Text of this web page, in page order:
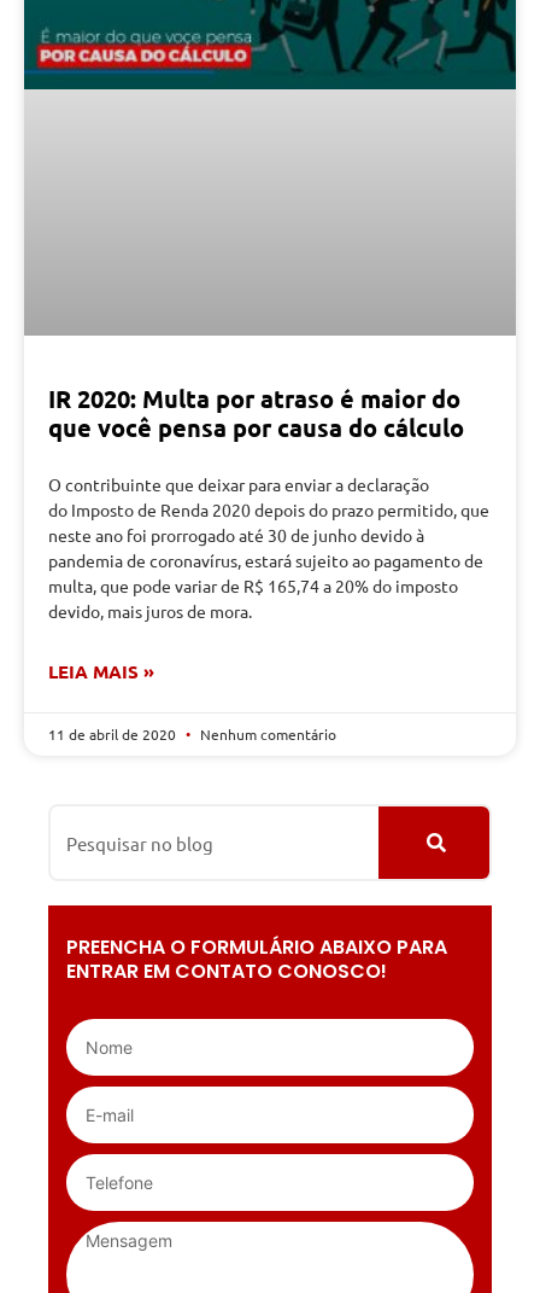
IR 2020: Multa por atraso é maior do
que você pensa por causa do cálculo
O contribuinte que deixar para enviar a declaração
do Imposto de Renda 2020 depois do prazo permitido, que
neste ano foi prorrogado até 30 de junho devido à
pandemia de coronavírus, estará sujeito ao pagamento de
multa, que pode variar de R$ 165,74 a 20% do imposto
devido, mais juros de mora.
LEIA MAIS »
11 de abril de 2020 Nenhum comentário
PREENCHA O FORMULÁRIO ABAIXO PARA
ENTRAR EM CONTATO CONOSCO!